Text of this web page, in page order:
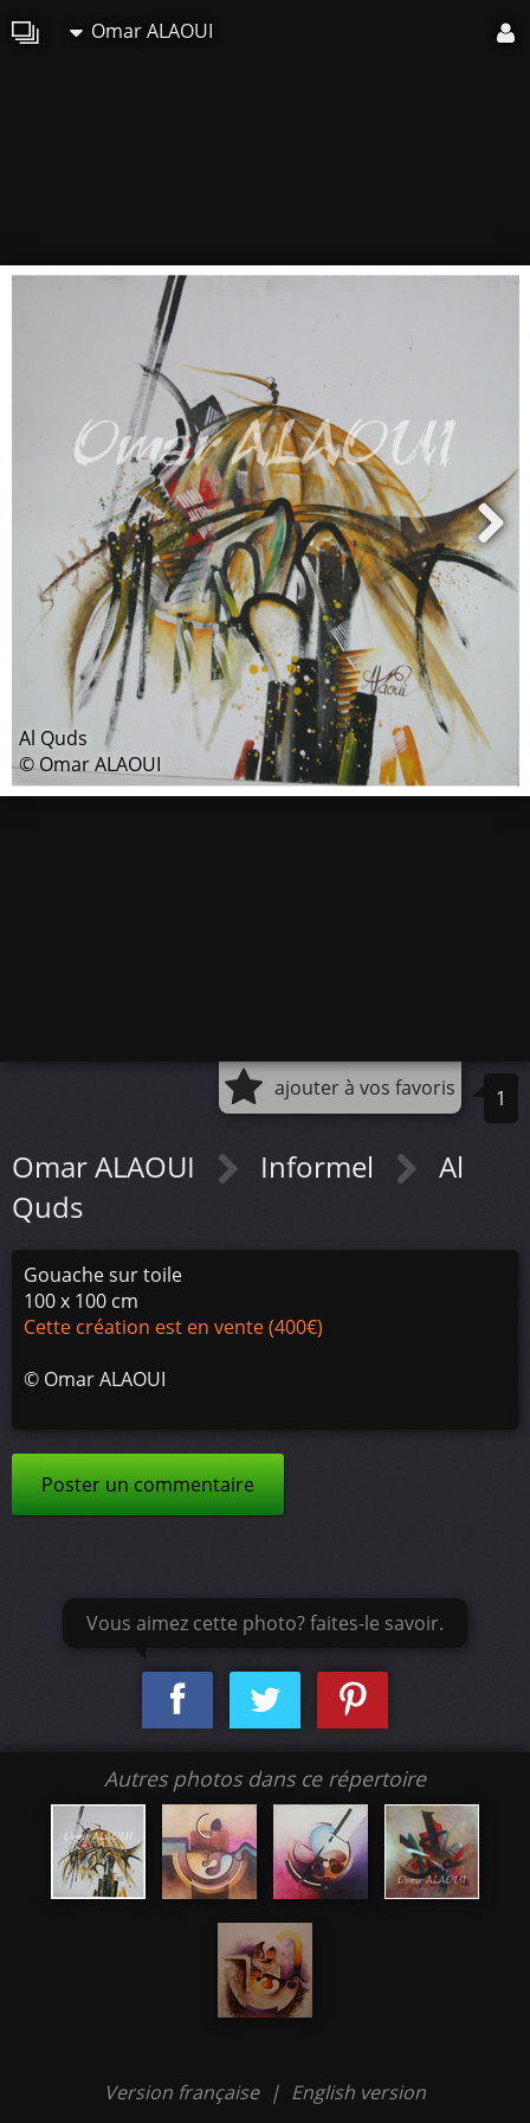
Omar ALAOUI
Al Quds
© Omar ALAOUI
ajouter à vos favoris 1
Omar ALAOUI Informel
Al
Quds
Gouache sur toile
100 x 100 cm
Cette création est en vente (400€)
© Omar ALAOUI
Poster un commentaire
Vous aimez cette photo? faites-le savoir.
Autres photos dans ce répertoire
Version française | English version